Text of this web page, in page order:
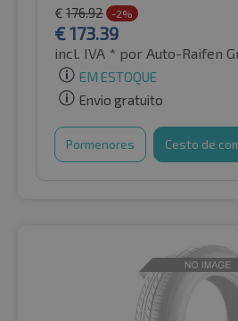
€ 176.92 -2%
€173.39
incl. IVA * por Auto-Raifen
EM ESTOQUE
Envio gratuito
Pormenores Cesto de